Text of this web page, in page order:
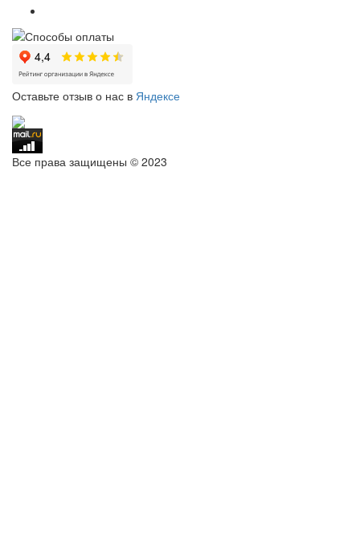
Оставьте отзыв о нас в Яндексе
Все права защищены © 2023